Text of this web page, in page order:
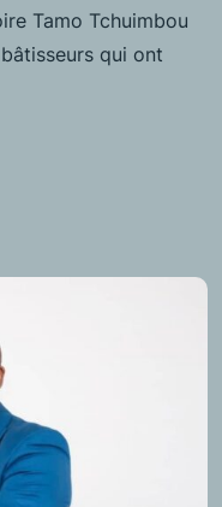
Tamo Tchuimbou
qui ont